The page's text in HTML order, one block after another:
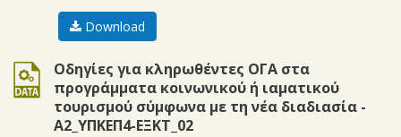
Download
Οδηγίες για κληρωθέντες ΟΓΑ στα
προγράμματα κοινωνικού ή ιαματικού
τουρισμού σύμφωνα με τη νέα διαδιασία -
Α2_ΥΠΚΕΠ4-ΕΞΚΤ_02
doc